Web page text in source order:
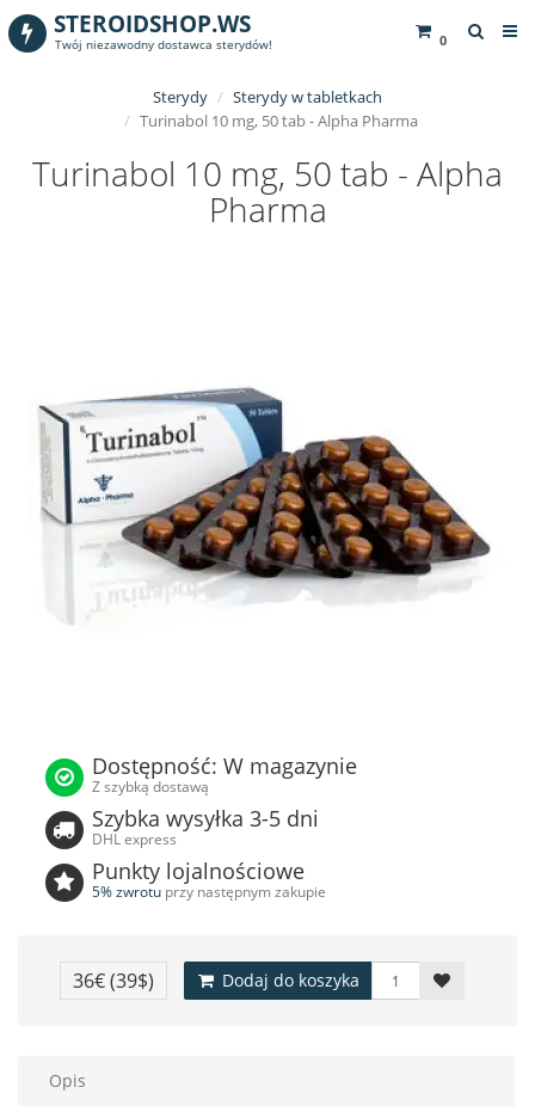
0
STEROIDSHOP.WS
Twój niezawodny dostawca sterydów!
Sterydy
Sterydy w tabletkach
Turinabol 10 mg, 50 tab - Alpha Pharma
Turinabol 10 mg, 50 tab - Alpha
Pharma
Dostępność: W magazynie
Z szybką dostawą
Szybka wysyłka 3-5 dni
DHL express
Punkty lojalnościowe
5% zwrotu przy następnym zakupie
36€(39$) Dodaj do koszyka
Opis